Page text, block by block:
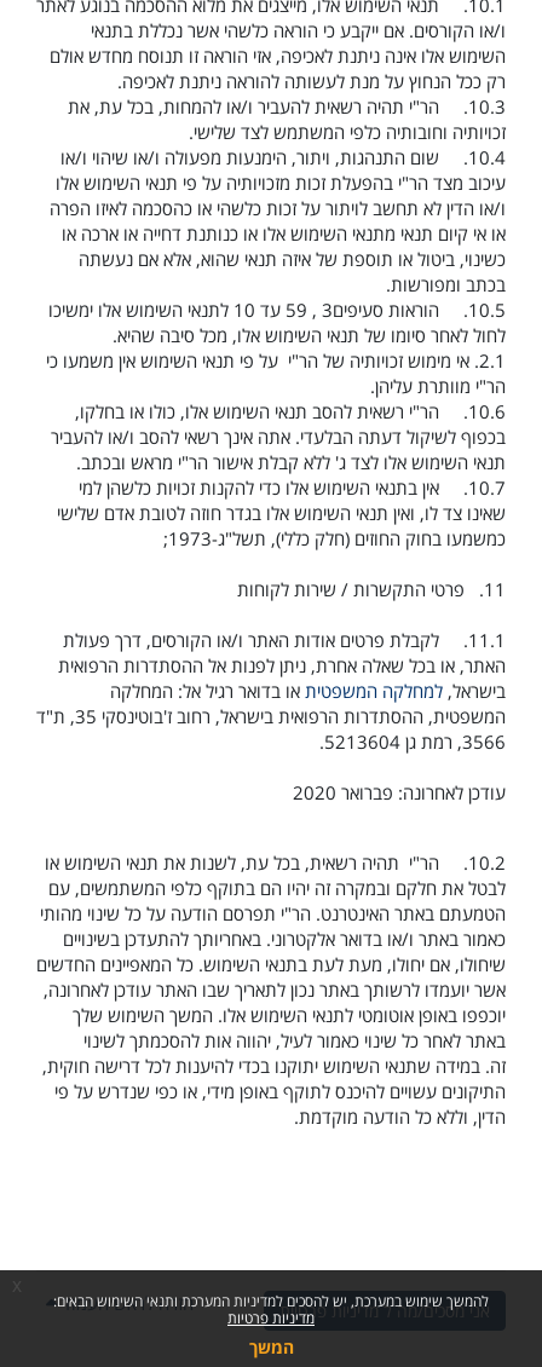
להמשך שימוש במערכת, יש להסכים למדיניות המערכת ותנאי השימוש הבאים:
מדיניות פרטיות
המשך
10.1.
תנאי השימוש אלו, מייצגים את מלוא ההסכמה בנוגע לאתר
ו/או הקורסים. אם ייקבע כי הוראה כלשהי אשר נכללת בתנאי
השימוש אלו אינה ניתנת לאכיפה, אזי הוראה זו תנוסח מחדש אולם
רק ככל הנחוץ על מנת לעשותה להוראה ניתנת לאכיפה.
10.3.
הר"י תהיה רשאית להעביר ו/או להמחות, בכל עת, את
זכויותיה וחובותיה כלפי המשתמש לצד שלישי.
10.4.
שום התנהגות, ויתור, הימנעות מפעולה ו/או שיהוי ו/או
עיכוב מצד הר"י בהפעלת זכות מזכויותיה על פי תנאי השימוש אלו
ו/או הדין לא תחשב לויתור על זכות כלשהי או כהסכמה לאיזו הפרה
או אי קיום תנאי מתנאי השימוש אלו או כנותנת דחייה או ארכה או
כשינוי, ביטול או תוספת של איזה תנאי שהוא, אלא אם נעשתה
בכתב ומפורשות.
10.5.
הוראות סעיפים3
,
9
5 עד 10 לתנאי השימוש אלו ימשיכו
לחול לאחר סיומו של תנאי השימוש אלו, מכל סיבה שהיא.
2.1. אי מימוש זכויותיה של הר"י על פי תנאי השימוש אין משמעו כי
הר"י מוותרת עליהן.
10.6.
הר"י רשאית להסב תנאי השימוש אלו, כולו או בחלקו,
בכפוף לשיקול דעתה הבלעדי. אתה אינך רשאי להסב ו/או להעביר
תנאי השימוש אלו לצד ג' ללא קבלת אישור הר"י מראש ובכתב.
10.7.
אין בתנאי השימוש אלו כדי להקנות זכויות כלשהן למי
שאינו צד לו, ואין תנאי השימוש אלו בגדר חוזה לטובת אדם שלישי
כמשמעו בחוק החוזים (חלק כללי), תשל"ג-1973;
11. פרטי התקשרות / שירות לקוחות
11.1.
לקבלת פרטים אודות האתר ו/או הקורסים, דרך פעולת
האתר, או בכל שאלה אחרת, ניתן לפנות אל ההסתדרות הרפואית
בישראל, למחלקה המשפטית או בדואר רגיל אל: המחלקה
המשפטית, ההסתדרות הרפואית בישראל, רחוב ז'בוטינסקי 35, ת"ד
3566, רמת גן 5213604
.
עודכן לאחרונה: פברואר 2020
10.2.
הר"י תהיה רשאית, בכל עת, לשנות את תנאי השימוש או
לבטל את חלקם ובמקרה זה יהיו הם בתוקף כלפי המשתמשים, עם
הטמעתם באתר האינטרנט. הר"י תפרסם הודעה על כל שינוי מהותי
כאמור באתר ו/או בדואר אלקטרוני. באחריותך להתעדכן בשינויים
שיחולו, אם יחולו, מעת לעת בתנאי השימוש. כל המאפיינים החדשים
אשר יועמדו לרשותך באתר נכון לתאריך שבו האתר עודכן לאחרונה,
יוכפפו באופן אוטומטי לתנאי השימוש אלו. המשך השימוש שלך
באתר לאחר כל שינוי כאמור לעיל, יהווה אות להסכמתך לשינוי
זה. במידה שתנאי השימוש יתוקנו בכדי להיענות לכל דרישה חוקית,
התיקונים עשויים להיכנס לתוקף באופן מידי, או כפי שנדרש על פי
הדין, וללא כל הודעה מוקדמת.
אני מסכים/מה ל מדיניות פרטיות חזרה לראש העמוד